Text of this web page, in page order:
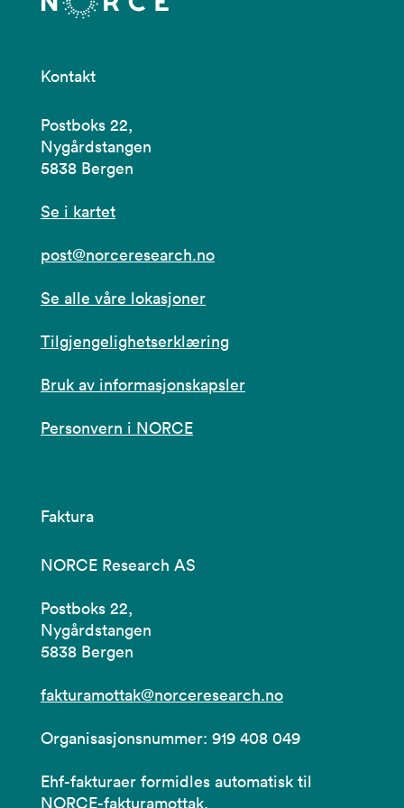
Kontakt
Postboks 22,
Nygårdstangen
5838 Bergen
Se i kartet
post@norceresearch.no
Se alle våre lokasjoner
Tilgjengelighetserklæring
Bruk av informasjonskapsler
Personvern i NORCE
Faktura
NORCE Research AS
Postboks 22,
Nygårdstangen
5838 Bergen
fakturamottak@norceresearch.no
Organisasjonsnummer: 919 408 049
Ehf-fakturaer formidles automatisk til
NORCE-fakturamottak.